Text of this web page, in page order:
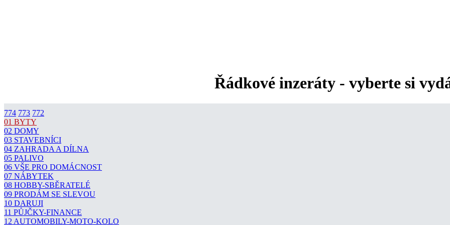
Řádkové inzeráty - vyberte si
774 773 772
01 BYTY
02 DOMY
03 STAVEBNÍCI
04 ZAHRADA A DÍLNA
05 PALIVO
06 VŠE PRO DOMÁCNOST
07 NÁBYTEK
08 HOBBY-SBĚRATELÉ
09 PRODÁM SE SLEVOU
10 DARUJI
11 PŮJČKY-FINANCE
12 AUTOMOBILY-MOTO-KOLO